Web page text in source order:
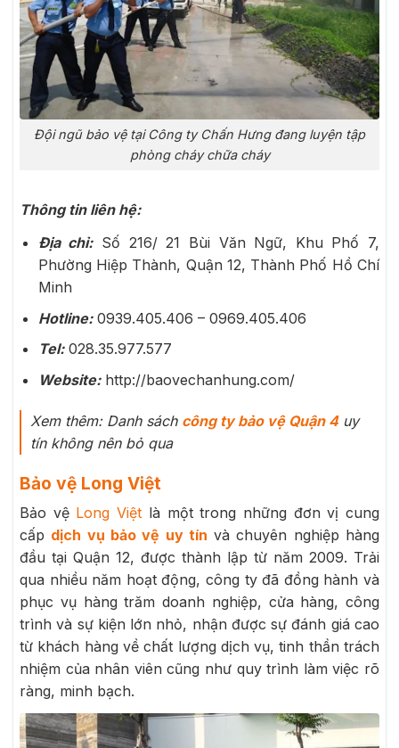
Đội ngũ bảo vệ tại Công ty Chấn Hưng đang luyện tập
phòng cháy chữa cháy
Thông tin liên hệ:
Địa chỉ: Số 216/ 21 Bùi Văn Ngữ, Khu Phố 7,
Phường Hiệp Thành, Quận 12, Thành Phố Hồ Chí
Minh
Hotline:0939.405.406 – 0969.405.406
Tel: 028.35.977.577
Website: http://baovechanhung.com/
Xem thêm: Danh sách công ty bảo vệ Quận 4uy
tín không nên bỏ qua
Bảo vệ Long Việt
Bảo vệ Long Việt là một trong những đơn vị cung
cấp dịch vụ bảo vệ uy tín và chuyên nghiệp hàng
đầu tại Quận 12, được thành lập từ năm 2009. Trải
qua nhiều năm hoạt động, công ty đã đồng hành và
phục vụ hàng trăm doanh nghiệp, cửa hàng, công
trình và sự kiện lớn nhỏ, nhận được sự đánh giá cao
từ khách hàng về chất lượng dịch vụ, tinh thần trách
nhiệm của nhân viên cũng như quy trình làm việc rõ
ràng, minh bạch.